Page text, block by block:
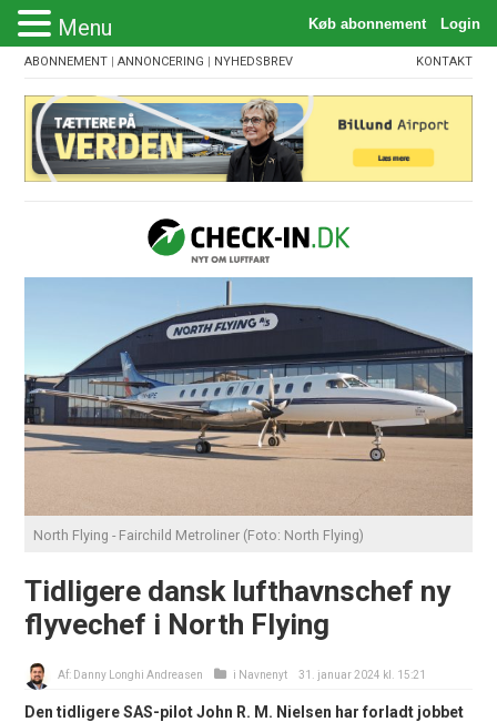
ABONNEMENT |ANNONCERING | NYHEDSBREV KONTAKT
North Flying - Fairchild Metroliner (Foto: North Flying)
Tidligere dansk lufthavnschef ny
flyvechef i North Flying
Af: Danny Longhi Andreasen i Navnenyt 31. januar 2024 kl. 15:21
Den tidligere SAS-pilot John R. M. Nielsen har forladt jobbet
Menu